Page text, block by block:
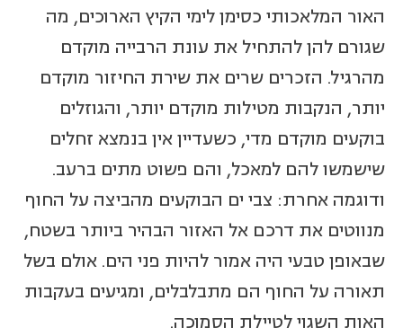
האור המלאכותי כסימן לימי הקיץ הארוכים, מה
שגורם להן להתחיל את עונת הרבייה מוקדם
מהרגיל. הזכרים שרים את שירת החיזור מוקדם
יותר, הנקבות מטילות מוקדם יותר, והגוזלים
בוקעים מוקדם מדי, כשעדיין אין בנמצא זחלים
שישמשו להם למאכל, והם פשוט מתים ברעב.
ודוגמה אחרת: צבי ים הבוקעים מהביצה על החוף
מנווטים את דרכם אל האזור הבהיר ביותר בשטח,
שבאופן טבעי היה אמור להיות פני הים. אולם בשל
תאורה על החוף הם מתבלבלים, ומגיעים בעקבות
האות השגוי לטיילת הסמוכה.